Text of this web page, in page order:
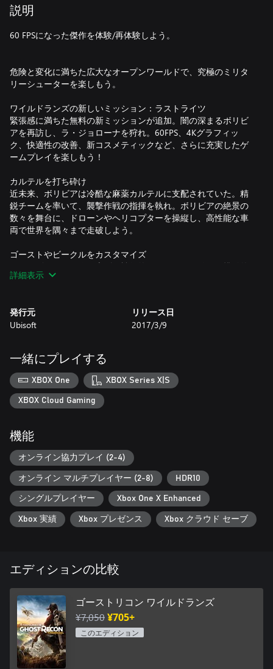
説明
60 FPSになった傑作を体験/再体験しよう。
危険と変化に満ちた広大なオープンワールドで、究極のミリタ
リーシューターを楽しもう。
ワイルドランズの新しいミッション：ラストライツ
緊張感に満ちた無料の新ミッションが追加。闇の深まるボリビ
アを再訪し、ラ・ジョローナを狩れ。60FPS、4Kグラフィッ
ク、快適性の改善、新コスメティックなど、さらに充実したゲ
ームプレイを楽しもう！
カルテルを打ち砕け
近未来、ボリビアは冷酷な麻薬カルテルに支配されていた。精
鋭チームを率いて、襲撃作戦の指揮を執れ。ボリビアの絶景の
数々を舞台に、ドローンやヘリコプターを操縦し、高性能な車
両で世界を隅々まで走破しよう。
ゴーストやビークルをカスタマイズ
一からゴーストを作り上げ、戦術的なペイントを始め、挑発的
なスリーブタトゥー、バックパックパッチ、ヘルメットなど多
フレンドとチームを組もう
4対4のクラス制PvPモード「ゴーストウォー」も楽しめる。
詳細表示
発行元
Ubisoft
リリース日
2017/3/9
一緒にプレイする
XBOX One XBOX Series X|S
XBOX Cloud Gaming
機能
オンライン協力プレイ (2-4)
オンライン マルチプレイヤー (2-8) HDR10
シングルプレイヤー Xbox One X Enhanced
Xbox 実績 Xbox プレゼンス Xbox クラウド セーブ
エディションの比較
ゴーストリコン ワイルドランズ
¥7,050¥705+
このエディション